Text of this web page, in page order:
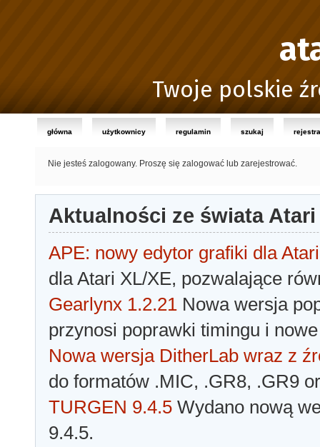
Twoje polskie
główna użytkownicy regulamin szukaj
Nie jesteś zalogowany. Proszę się zalogować lub zarejestrować.
Aktualności ze świata Atari
APE: nowy edytor grafiki dla Atari
dla Atari XL/XE, pozwalające
Gearlynx 1.2.21 Nowa wersja
przynosi poprawki timingu i
Nowa wersja DitherLab wraz z
do formatów .MIC, .GR8, .GR9
TURGEN 9.4.5 Wydano nową
9.4.5.